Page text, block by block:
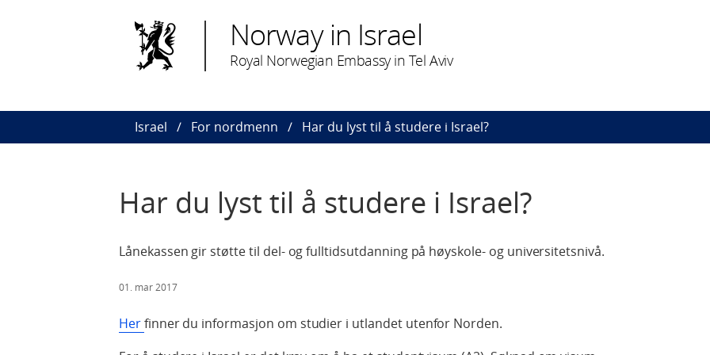
Norway in Israel
Royal Norwegian Embassy in Tel Aviv
Israel For nordmenn Har du lyst til å studere i Israel?
Har du lyst til å studere i Israel?
Lånekassen gir støtte til del- og fulltidsutdanning på høyskole- og universitetsnivå.
01. mar 2017
Herfinner du informasjon om studier i utlandet utenfor Norden.